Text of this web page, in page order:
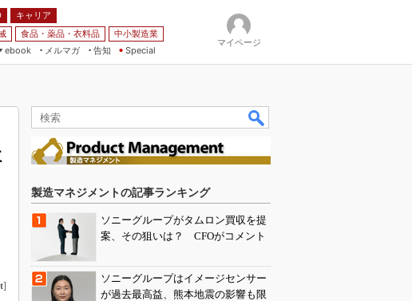
キャリア
食品・薬品・衣料品
中小製造業
ebook
メルマガ
告知 Special
マイページ
]
製造マネジメントの記事ランキング
ソニーグループがタムロン買収を提
案、その狙いは？ CFOがコメント
ソニーグループはイメージセンサー
が過去最高益、熊本地震の影響も限